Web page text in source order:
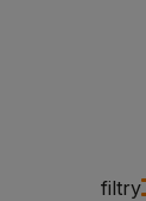
filtry